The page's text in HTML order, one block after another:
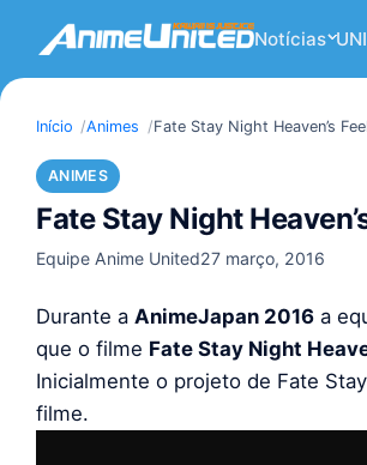
Notícias
Início Animes Fate Stay Night Heaven’s
ANIMES
Fate Stay Night
Equipe Anime United27 março, 2016
Durante a AnimeJapan 2016 a
que o filme Fate Stay Night
Inicialmente o projeto de Fate
filme.